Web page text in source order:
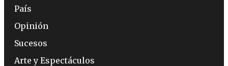
País
Opinión
Sucesos
Arte y Espectáculos